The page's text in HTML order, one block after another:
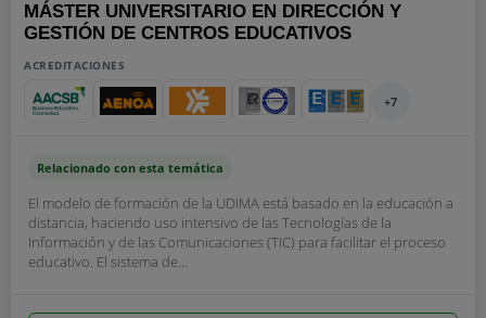
MÁSTER UNIVERSITARIO EN DIRECCIÓN Y
GESTIÓN DE CENTROS EDUCATIVOS
ACREDITACIONES
+7
Relacionado con esta temática
El modelo de formación de la UDIMA está basado en la educación a
distancia, haciendo uso intensivo de las Tecnologías de la
Información y de las Comunicaciones (TIC) para facilitar el proceso
educativo. El sistema de...